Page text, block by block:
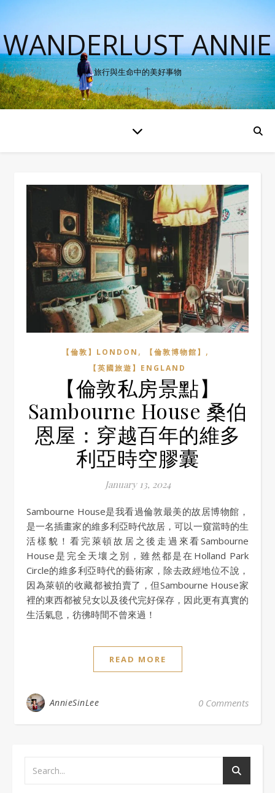
WANDERLUST ANNIE
旅行與生命中的美好事物
【倫敦】LONDON , 【倫敦博物館】 ,
【英國旅遊】ENGLAND
【倫敦私房景點】
Sambourne House 桑伯
恩屋：穿越百年的維多
利亞時空膠囊
January 13, 2024
Sambourne House是我看過倫敦最美的故居博物館，
是一名插畫家的維多利亞時代故居，可以一窺當時的生
活樣貌！看完萊頓故居之後走過來看Sambourne
House是完全天壤之別，雖然都是在Holland Park
Circle的維多利亞時代的藝術家，除去政經地位不說，
因為萊頓的收藏都被拍賣了，但Sambourne House家
裡的東西都被兒女以及後代完好保存，因此更有真實的
生活氣息，彷彿時間不曾來過！
READ MORE
AnnieSinLee 0 Comments